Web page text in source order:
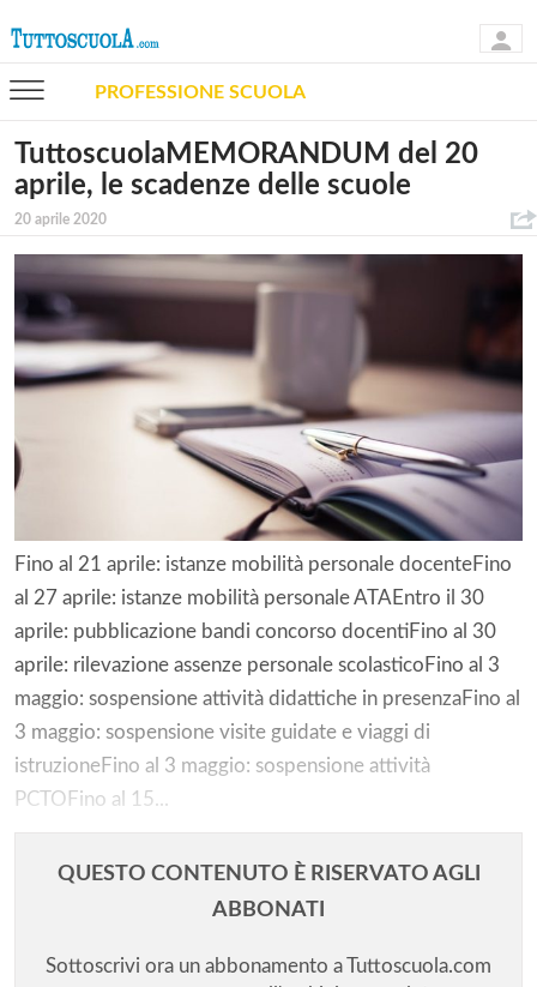
PROFESSIONE SCUOLA
TuttoscuolaMEMORANDUM del 20
aprile, le scadenze delle scuole
20 aprile 2020
Fino al 21 aprile: istanze mobilità personale docenteFino
al 27 aprile: istanze mobilità personale ATAEntro il 30
aprile: pubblicazione bandi concorso docentiFino al 30
aprile: rilevazione assenze personale scolasticoFino al 3
maggio: sospensione attività didattiche in presenzaFino al
3 maggio: sospensione visite guidate e viaggi di
istruzioneFino al 3 maggio: sospensione attività
PCTOFino al 15...
QUESTO CONTENUTO È RISERVATO AGLI
ABBONATI
Sottoscrivi ora un abbonamento a Tuttoscuola.com